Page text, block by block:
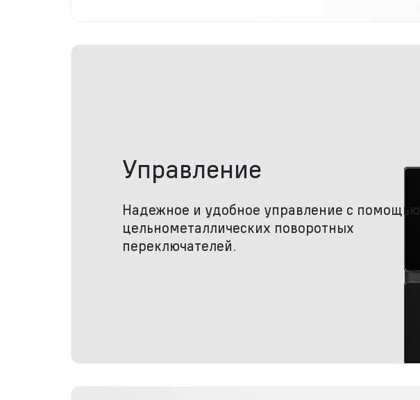
Управление
Надежное и удобное управление с помощью
цельнометаллических поворотных
переключателей.